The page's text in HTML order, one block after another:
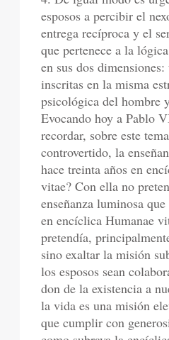
esposos a percibir el
entrega recíproca y el
que pertenece a la
en sus dos
inscritas en la misma
psicológica del hombre
Evocando hoy a Pablo
recordar, sobre este
controvertido, la
hace treinta años en
vitae? Con ella no
enseñanza luminosa
en encíclica Humanae
pretendía,
sino exaltar la misión
los esposos sean
don de la existencia a
la vida es una misión
que cumplir con